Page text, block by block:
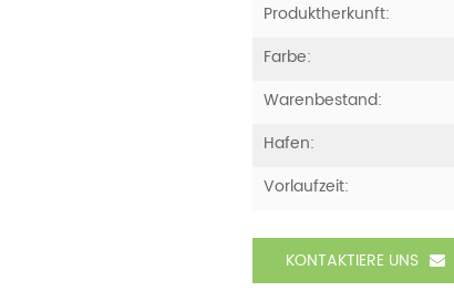
Produktherkunft:
Farbe:
Warenbestand:
Hafen:
Vorlaufzeit:
KONTAKTIERE UNS